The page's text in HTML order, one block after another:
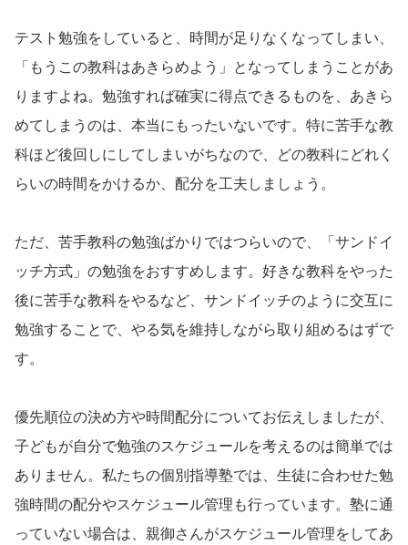
テスト勉強をしていると、時間が足りなくなってしまい、
「もうこの教科はあきらめよう」となってしまうことがあ
りますよね。勉強すれば確実に得点できるものを、あきら
めてしまうのは、本当にもったいないです。特に苦手な教
科ほど後回しにしてしまいがちなので、どの教科にどれく
らいの時間をかけるか、配分を工夫しましょう。
ただ、苦手教科の勉強ばかりではつらいので、「サンドイ
ッチ方式」の勉強をおすすめします。好きな教科をやった
後に苦手な教科をやるなど、サンドイッチのように交互に
勉強することで、やる気を維持しながら取り組めるはずで
す。
優先順位の決め方や時間配分についてお伝えしましたが、
子どもが自分で勉強のスケジュールを考えるのは簡単では
ありません。私たちの個別指導塾では、生徒に合わせた勉
強時間の配分やスケジュール管理も行っています。塾に通
っていない場合は、親御さんがスケジュール管理をしてあ